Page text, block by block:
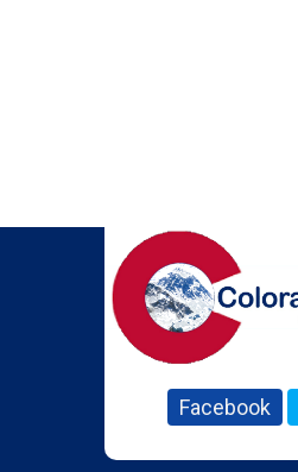
Facebook